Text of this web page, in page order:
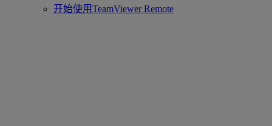
开始使用TeamViewer Remote